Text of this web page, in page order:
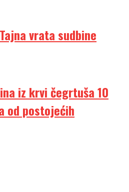
vrata sudbine
iz krvi čegrtuša 10
od postojećih